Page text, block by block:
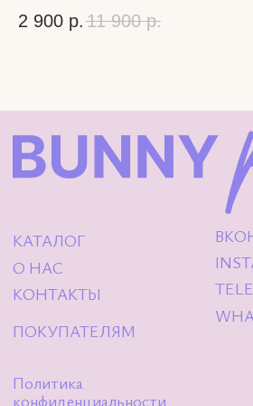
2 900 р. 11 900 р.